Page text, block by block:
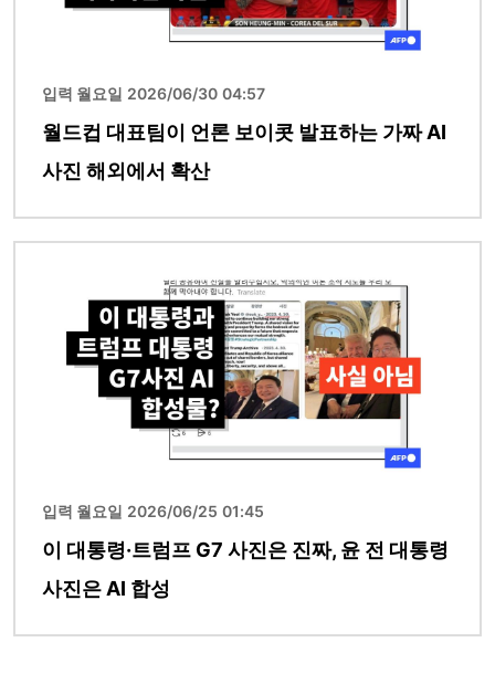
입력 월요일 2026/06/30 04:57
월드컵 대표팀이 언론 보이콧 발표하는 가짜 AI
사진 해외에서 확산
입력 월요일 2026/06/25 01:45
이 대통령·트럼프 G7 사진은 진짜, 윤 전 대통령
사진은 AI 합성